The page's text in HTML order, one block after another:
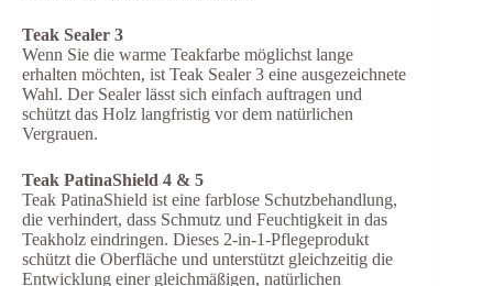
Teak Sealer 3
Wenn Sie die warme Teakfarbe möglichst lange
erhalten möchten, ist Teak Sealer 3 eine ausgezeichnete
Wahl. Der Sealer lässt sich einfach auftragen und
schützt das Holz langfristig vor dem natürlichen
Vergrauen.
Teak PatinaShield 4 & 5
Teak PatinaShield ist eine farblose Schutzbehandlung,
die verhindert, dass Schmutz und Feuchtigkeit in das
Teakholz eindringen. Dieses 2-in-1-Pflegeprodukt
schützt die Oberfläche und unterstützt gleichzeitig die
Entwicklung einer gleichmäßigen, natürlichen